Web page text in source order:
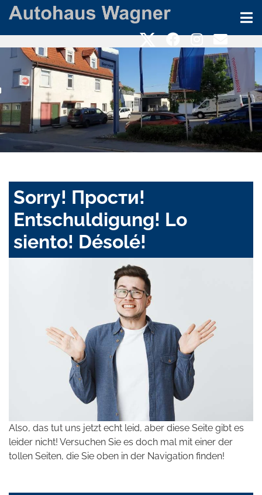
Sorry! Прости!
Entschuldigung! Lo
siento! Désolé!
Also, das tut uns jetzt echt leid, aber diese Seite gibt es
leider nicht! Versuchen Sie es doch mal mit einer der
tollen Seiten, die Sie oben in der Navigation finden!